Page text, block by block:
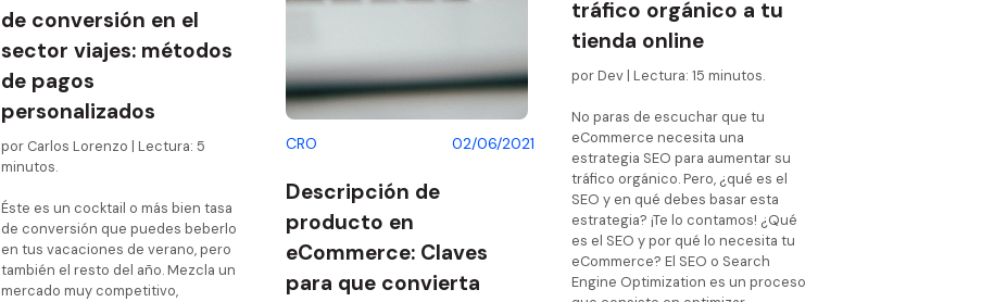
Muebles y decoración
Viajes y vacaciones
Moda y complementos
Perfumería y Cosmética
Viajes y turismo
Ayuda para tiendas
Precios
Blog
de conversión en el
sector viajes: métodos
de pagos
personalizados
por Carlos Lorenzo | Lectura: 5
minutos.
Éste es un cocktail o más bien tasa
de conversión que puedes beberlo
en tus vacaciones de verano, pero
también el resto del año. Mezcla un
mercado muy competitivo,
CRO 02/06/2021
Descripción de
producto en
eCommerce: Claves
para que convierta
tráfico orgánico a tu
tienda online
por Dev | Lectura: 15 minutos.
No paras de escuchar que tu
eCommerce necesita una
estrategia SEO para aumentar su
tráfico orgánico. Pero, ¿qué es el
SEO y en qué debes basar esta
estrategia? ¡Te lo contamos! ¿Qué
es el SEO y por qué lo necesita tu
eCommerce? El SEO o Search
Engine Optimization es un proceso